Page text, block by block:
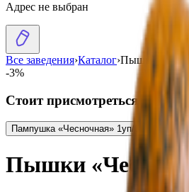
Адрес не выбран
Все заведения›Каталог›Пышки
-3%
Стоит присмотреться
Пампушка «Чесночная» 1уп/6шт BYN
Пышки